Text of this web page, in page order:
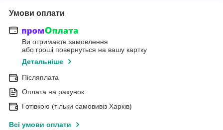
Умови оплати
Ви отримаєте замовлення
або гроші повернуться на вашу картку
Детальніше
Післяплата
Оплата на рахунок
Готівкою (тільки самовивіз Харків)
Всі умови оплати